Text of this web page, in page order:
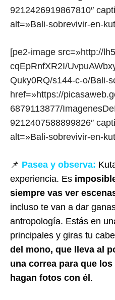
9212426919867810″
alt=»Bali-sobrevivir-en-
[pe2-image src=»http://
cqEpRnfXR2I/
Quky0RQ/s144-c-o/Bali-
href=»https://
6879113877/
9212407588899826″
alt=»Bali-sobrevivir-en-
📌 Pasea y observa:
experiencia. Es
siempre vas ver
incluso te van a dar
antropología. Estás en
principales y giras tu
del mono, que lleva al
una correa para que
hagan fotos con él .